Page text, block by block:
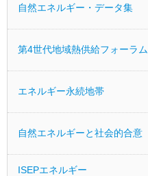
自然エネルギー・データ集
第4世代地域熱供給フォーラム
エネルギー永続地帯
自然エネルギーと社会的合意
ISEPエネルギー